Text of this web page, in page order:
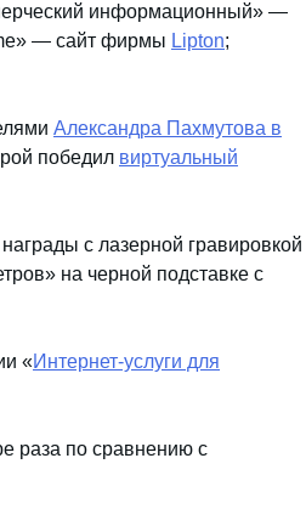
информационный» —
— сайт фирмы Lipton;
Александра Пахмутова в
победил виртуальный
с лазерной гравировкой
на черной подставке с
«Интернет-услуги для
раза по сравнению с